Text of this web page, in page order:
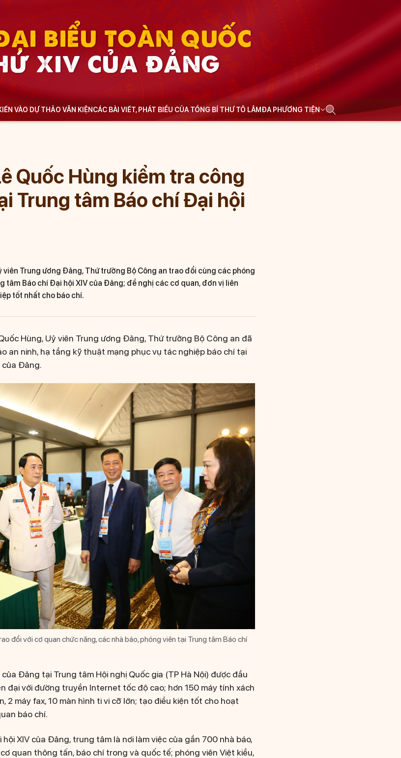
BIỂU TOÀN QUỐC
XIV CỦA ĐẢNG
VÀO DỰ THẢO VĂN KIỆNCÁC BÀI VIẾT, PHÁT BIỂU CỦA TỔNG BÍ THƯ TÔ LÂMĐA PHƯƠNG TIỆN
Quốc Hùng kiểm tra công
Trung tâm Báo chí Đại hội
viên Trung ương Đảng, Thứ trưởng Bộ Công an trao đổi cùng các phóng
tâm Báo chí Đại hội XIV của Đảng; đề nghị các cơ quan, đơn vị liên
tốt nhất cho báo chí.
Hùng, Uỷ viên Trung ương Đảng, Thứ trưởng Bộ Công an đã
an ninh, hạ tầng kỹ thuật mạng phục vụ tác nghiệp báo chí tại
của Đảng.
đổi với cơ quan chức năng, các nhà báo, phóng viên tại Trung tâm Báo chí
Đảng tại Trung tâm Hội nghị Quốc gia (TP Hà Nội) được đầu
đại với đường truyền Internet tốc độ cao; hơn 150 máy tính xách
2 máy fax, 10 màn hình ti vi cỡ lớn; tạo điều kiện tốt cho hoạt
báo chí.
XIV của Đảng, trung tâm là nơi làm việc của gần 700 nhà báo,
quan thông tấn, báo chí trong và quốc tế; phóng viên Việt kiều,